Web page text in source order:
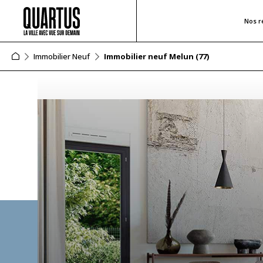
Nos
Immobilier Neuf Immobilier neuf Melun (77)